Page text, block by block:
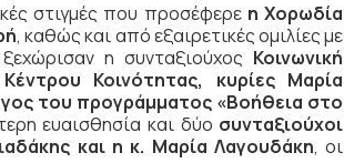
στιγμές που προσέφερε η Χορωδία
, καθώς και από εξαιρετικές ομιλίες με
η συνταξιούχος Κοινωνική
Κέντρου Κοινότητας, κυρίες Μαρία
του προγράμματος «Βοήθεια στο
ευαισθησία και δύο συνταξιούχοι
και η κ. Μαρία Λαγουδάκη, οι